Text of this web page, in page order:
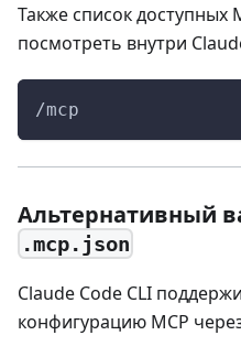
Также список доступных
посмотреть внутри
/mcp
Альтернативный
.mcp.json
Claude Code CLI
конфигурацию MCP